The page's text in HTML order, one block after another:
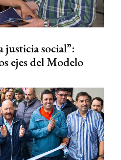
justicia social”:
ejes del Modelo